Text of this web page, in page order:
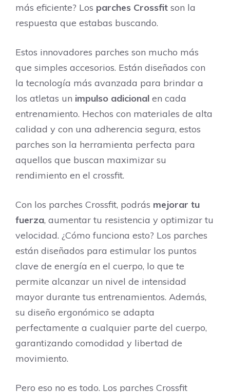
más eficiente? Los parches Crossfit son la
respuesta que estabas buscando.
Estos innovadores parches son mucho más
que simples accesorios. Están diseñados con
la tecnología más avanzada para brindar a
los atletas un impulso adicional en cada
entrenamiento. Hechos con materiales de alta
calidad y con una adherencia segura, estos
parches son la herramienta perfecta para
aquellos que buscan maximizar su
rendimiento en el crossfit.
Con los parches Crossfit, podrás mejorar tu
fuerza, aumentar tu resistencia y optimizar tu
velocidad. ¿Cómo funciona esto? Los parches
están diseñados para estimular los puntos
clave de energía en el cuerpo, lo que te
permite alcanzar un nivel de intensidad
mayor durante tus entrenamientos. Además,
su diseño ergonómico se adapta
perfectamente a cualquier parte del cuerpo,
garantizando comodidad y libertad de
movimiento.
Pero eso no es todo. Los parches Crossfit